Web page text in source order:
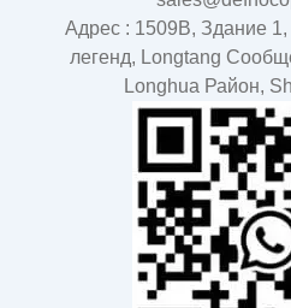
Адрес : 1509B, Здание
легенд, Longtang
Longhua Район,